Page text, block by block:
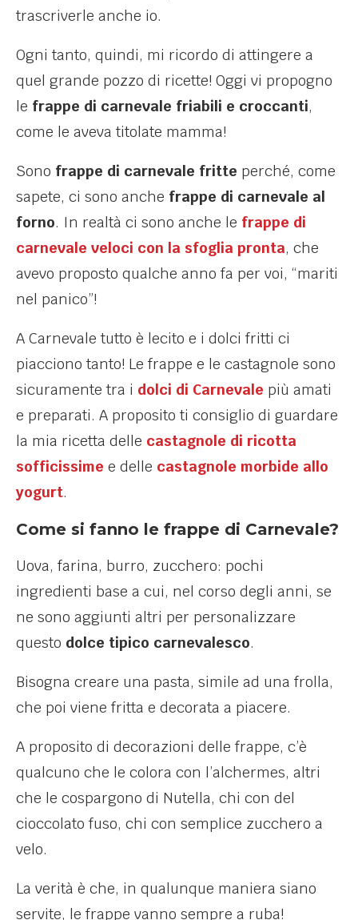
trascriverle anche io.
Ogni tanto, quindi, mi ricordo di attingere a
quel grande pozzo di ricette! Oggi vi propogno
le frappe di carnevale friabili e croccanti,
come le aveva titolate mamma!
Sono frappe di carnevale fritte perché, come
sapete, ci sono anche frappe di carnevale al
forno. In realtà ci sono anche le frappe di
carnevale veloci con la sfoglia pronta, che
avevo proposto qualche anno fa per voi, “mariti
nel panico”!
A Carnevale tutto è lecito e i dolci fritti ci
piacciono tanto! Le frappe e le castagnole sono
sicuramente tra i dolci di Carnevale più amati
e preparati. A proposito ti consiglio di guardare
la mia ricetta delle castagnole di ricotta
sofficissime e delle castagnole morbide allo
yogurt.
Come si fanno le frappe di Carnevale?
Uova, farina, burro, zucchero: pochi
ingredienti base a cui, nel corso degli anni, se
ne sono aggiunti altri per personalizzare
questo dolce tipico carnevalesco.
Bisogna creare una pasta, simile ad una frolla,
che poi viene fritta e decorata a piacere.
A proposito di decorazioni delle frappe, c’è
qualcuno che le colora con l’alchermes, altri
che le cospargono di Nutella, chi con del
cioccolato fuso, chi con semplice zucchero a
velo.
La verità è che, in qualunque maniera siano
servite, le frappe vanno sempre a ruba!